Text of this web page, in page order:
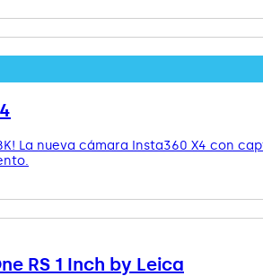
La nueva cámara Insta360 X4 con
RS 1 Inch by Leica